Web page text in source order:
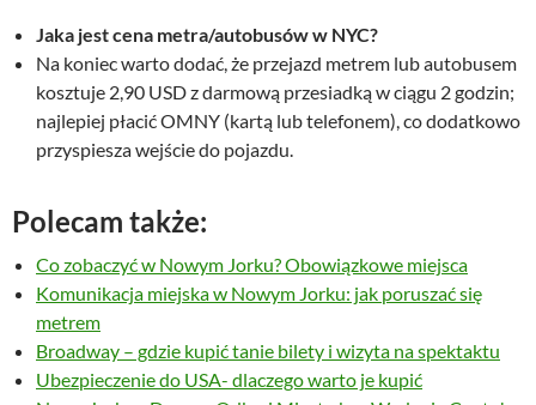
Jaka jest cena metra/autobusów w NYC?
Na koniec warto dodać, że przejazd metrem lub autobusem
kosztuje 2,90 USD z darmową przesiadką w ciągu 2 godzin;
najlepiej płacić OMNY (kartą lub telefonem), co dodatkowo
przyspiesza wejście do pojazdu.
Polecam także:
Co zobaczyć w Nowym Jorku? Obowiązkowe miejsca
Komunikacja miejska w Nowym Jorku: jak poruszać się
metrem
Broadway – gdzie kupić tanie bilety i wizyta na spektaktu
Ubezpieczenie do USA- dlaczego warto je kupić